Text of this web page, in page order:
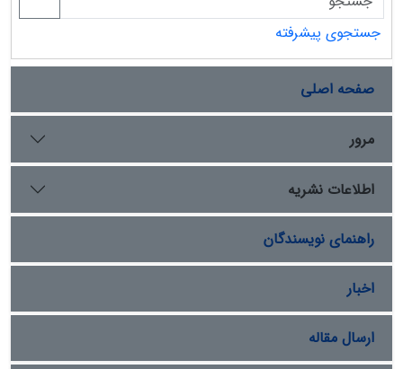
جستجوی پیشرفته
صفحه اصلی
مرور
اطلاعات نشریه
راهنمای نویسندگان
اخبار
ارسال مقاله